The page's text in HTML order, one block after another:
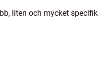
liten och mycket specifik